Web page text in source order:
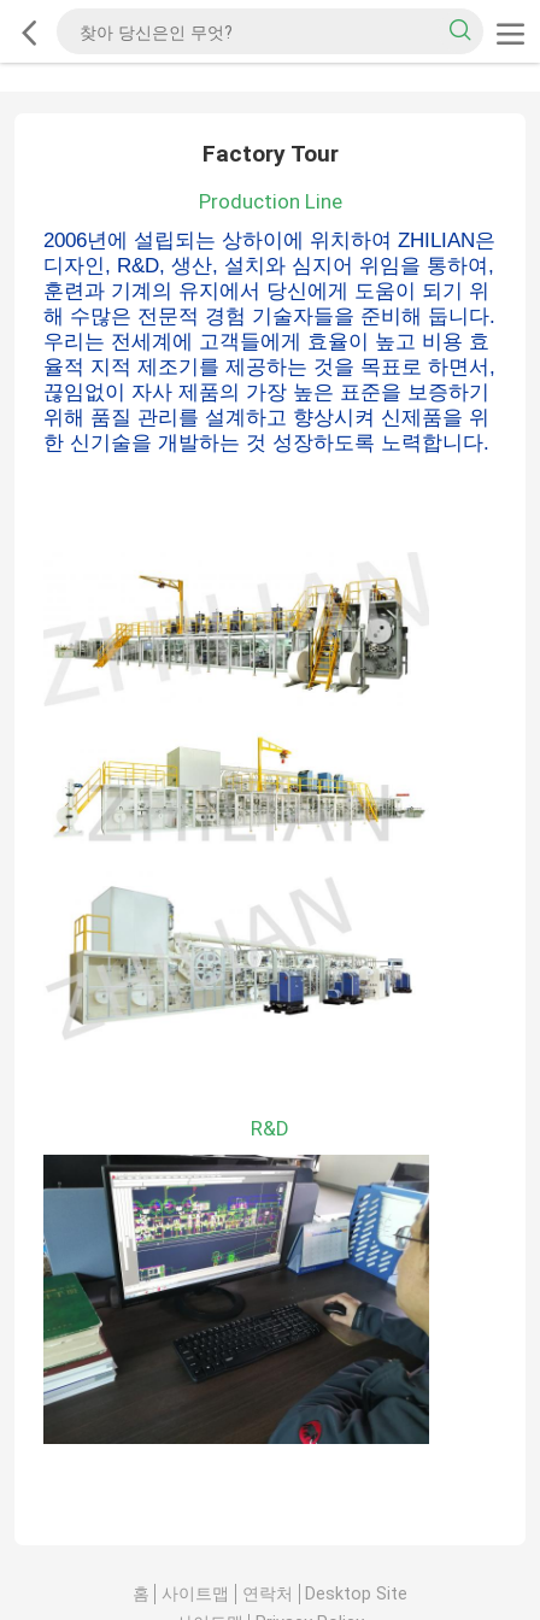
Factory Tour
Production Line
2006년에 설립되는 상하이에 위치하여 ZHILIAN은
디자인, R&D, 생산, 설치와 심지어 위임을 통하여,
훈련과 기계의 유지에서 당신에게 도움이 되기 위
해 수많은 전문적 경험 기술자들을 준비해 둡니다.
우리는 전세계에 고객들에게 효율이 높고 비용 효
율적 지적 제조기를 제공하는 것을 목표로 하면서,
끊임없이 자사 제품의 가장 높은 표준을 보증하기
위해 품질 관리를 설계하고 향상시켜 신제품을 위
한 신기술을 개발하는 것 성장하도록 노력합니다.
R&D
홈 사이트맵 연락처
Desktop Site